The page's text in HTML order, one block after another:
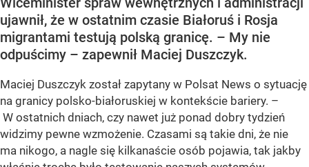
ujawnił, że w ostatnim czasie Białoruś i Rosja
migrantami testują polską granicę. – My nie
odpuścimy – zapewnił Maciej Duszczyk.
Maciej Duszczyk został zapytany w Polsat News o sytuację
na granicy polsko-białoruskiej w kontekście bariery. –
W ostatnich dniach, czy nawet już ponad dobry tydzień
widzimy pewne wzmożenie. Czasami są takie dni, że nie
ma nikogo, a nagle się kilkanaście osób pojawia, tak jakby